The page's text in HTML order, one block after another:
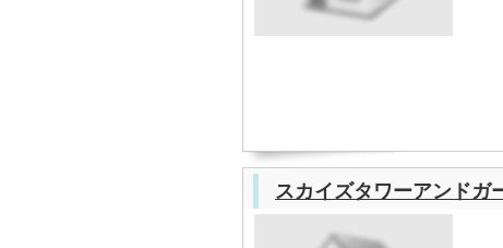
スカイズタワーアンドガ